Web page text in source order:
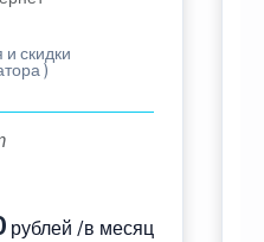
скидки
)
рублей /в месяц